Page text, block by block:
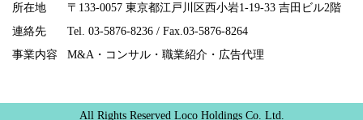
所在地
〒133-0057 東京都江戸川区西小岩1-19-33 吉田ビル2階
連絡先
Tel. 03-5876-8236 / Fax.03-5876-8264
事業内容
M&A・コンサル・職業紹介・広告代理
All Rights Reserved Loco Holdings Co. Ltd.